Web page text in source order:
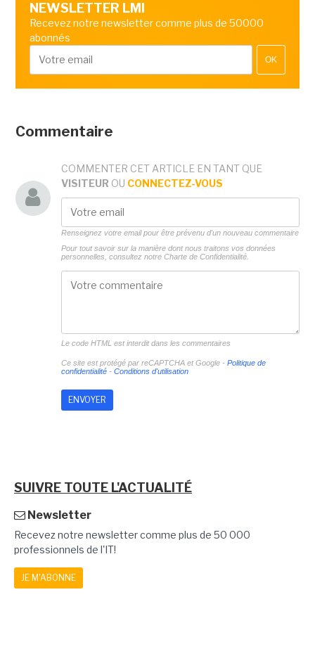
NEWSLETTER LMI
Recevez notre newsletter comme plus de 50000
abonnés
OK
Commentaire
COMMENTER CET ARTICLE EN TANT QUE
VISITEUR OU CONNECTEZ-VOUS
Renseignez votre email pour être prévenu d'un nouveau commentaire
Pour tout savoir sur la manière dont nous traitons vos données
personnelles, consultez notre Charte de Confidentialité.
Le code HTML est interdit dans les commentaires
Ce site est protégé par reCAPTCHA et Google - Politique de
confidentialité- Conditions d'utilisation
SUIVRE TOUTE L'ACTUALITÉ
Newsletter
Recevez notre newsletter comme plus de 50 000
professionnels de l'IT!
JE M'ABONNE